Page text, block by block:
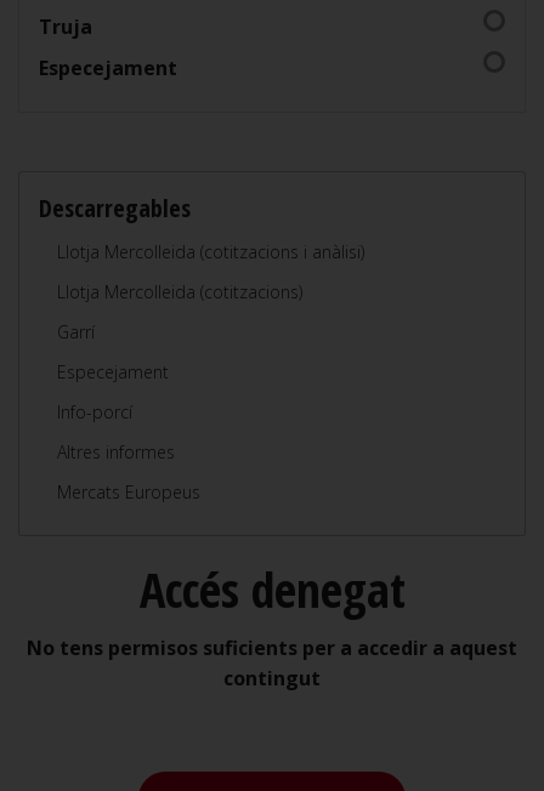
Truja
Especejament
Descarregables
Llotja Mercolleida (cotitzacions i anàlisi)
Llotja Mercolleida (cotitzacions)
Garrí
Especejament
Info-porcí
Altres informes
Mercats Europeus
Accés denegat
No tens permisos suficients per a accedir a aquest
contingut